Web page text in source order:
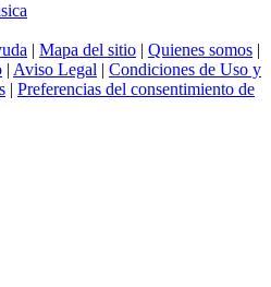
| Mapa del sitio | Quienes somos |
| Aviso Legal | Condiciones de Uso y
| Preferencias del consentimiento de